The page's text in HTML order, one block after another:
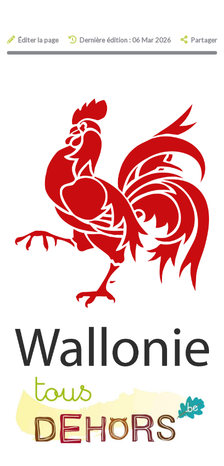
Éditer la page Dernière édition : 06 Mar 2026 Partager